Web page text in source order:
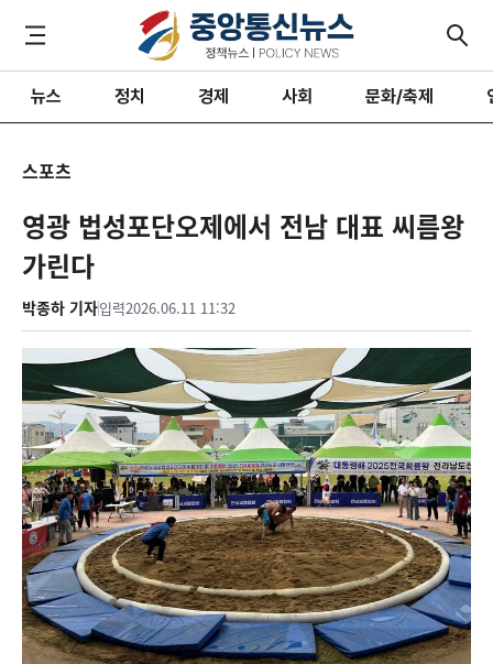
뉴스 정치 경제 사회 문화/축제
스포츠
영광 법성포단오제에서 전남 대표 씨름왕
가린다
박종하 기자입력2026.06.11 11:32